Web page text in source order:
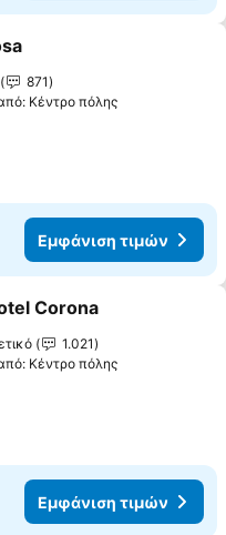
στα αγαπημένα
871
Κέντρο πόλης
Εμφάνιση τιμών
στα αγαπημένα
Corona
1.021
Κέντρο πόλης
Εμφάνιση τιμών